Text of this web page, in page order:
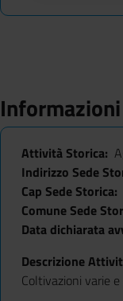
Attività Storica
Indirizzo Sede
Cap Sede Storica
Comune Sede
Data dichiarata
Descrizione
Coltivazioni varie